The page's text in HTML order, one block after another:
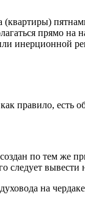
(квартиры)
прямо
инерционной
правило, есть
по тем же
следует
на